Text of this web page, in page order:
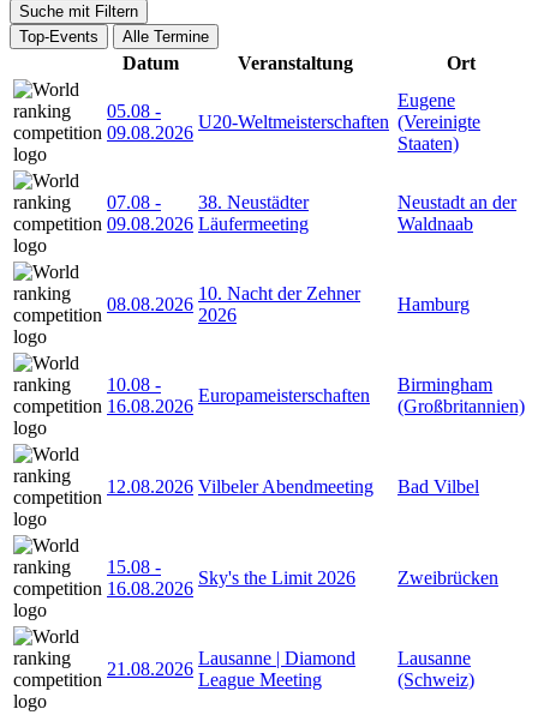
Suche mit Filtern
Top-Events
Alle Termine
Datum Veranstaltung Ort
05.08 -
09.08.2026
U20-Weltmeisterschaften
Eugene
(Vereinigte
Staaten)
07.08 -
09.08.2026
38. Neustädter
Läufermeeting
Neustadt an der
Waldnaab
08.08.2026
10. Nacht der Zehner
2026
Hamburg
10.08 -
16.08.2026
Europameisterschaften
Birmingham
(Großbritannien)
12.08.2026 Vilbeler Abendmeeting Bad Vilbel
15.08 -
16.08.2026
Sky's the Limit 2026 Zweibrücken
21.08.2026
Lausanne | Diamond
League Meeting
Lausanne
(Schweiz)